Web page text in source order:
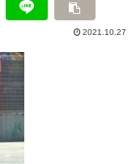
2021.10.27